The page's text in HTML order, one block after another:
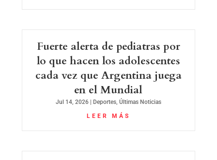
Fuerte alerta de pediatras por
lo que hacen los adolescentes
cada vez que Argentina juega
en el Mundial
Jul 14, 2026| Deportes, Últimas Noticias
LEER MÁS